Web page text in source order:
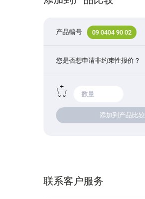
产品编号 09 0404 90 02
您是否想申请非约束性报价？
添加到产品比较
联系客户服务